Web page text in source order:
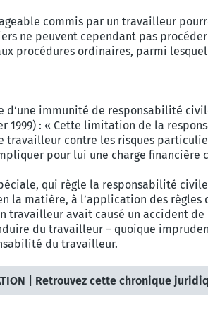
commis par un travailleur
ne peuvent cependant pas
procédures ordinaires, parmi
immunité de responsabilité
1999) : « Cette limitation de la
contre les risques
pour lui une charge financière
qui règle la responsabilité
la matière, à l’application des
travailleur avait causé un accident
du travailleur – quoique
du travailleur.
| Retrouvez cette chronique